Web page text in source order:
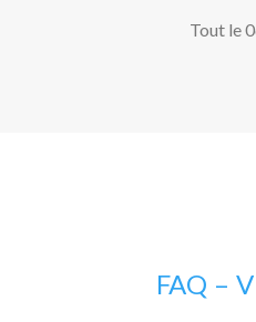
Tout le
FAQ –